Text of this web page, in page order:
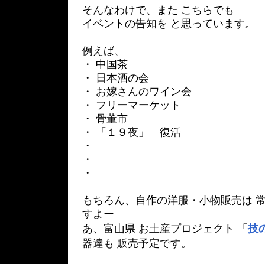
そんなわけで、また こちらでも
イベントの告知を と思っています。
例えば、
・ 中国茶
・ 日本酒の会
・ お嫁さんのワイン会
・ フリーマーケット
・ 骨董市
・ 「１９夜」 復活
・
・
・
もちろん、自作の洋服・小物販売は
すよー
あ、富山県 お土産プロジェクト 「 技
器達も 販売予定です。